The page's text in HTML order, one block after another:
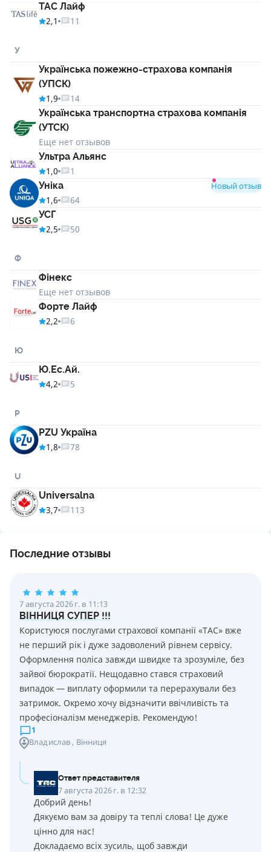
ТАС Лайф
2,1
11
У
Українська пожежно-страхова компанія
(УПСК)
1,9
14
Українська транспортна страхова компанія
(УТСК)
Еще нет отзывов
Ультра Альянс
1,0
1
Уніка
1,6
64
Новый отзыв
УСГ
2,5
50
Ф
Фінекс
Еще нет отзывов
Форте Лайф
2,2
6
Ю
Ю.Ес.Ай.
4,2
5
P
PZU Україна
1,8
78
U
Universalna
3,7
113
Последние отзывы
7 августа 2026 г. в 11:13
ВІННИЦЯ СУПЕР !!!
Користуюся послугами страхової компанії «ТАС» вже
не перший рік і дуже задоволений рівнем сервісу.
Оформлення поліса завжди швидке та зрозуміле, без
зайвої бюрократії. Нещодавно стався страховий
випадок — виплату оформили та перерахували без
затримок. Окремо хочу відзначити ввічливість та
професіоналізм менеджерів. Рекомендую!
1
Владислав , Вінниця
Ответ представителя
7 августа 2026 г. в 12:32
Добрий день!
Дякуємо вам за довіру та теплі слова! Це дуже
цінно для нас!
Докладаємо всіх зусиль, щоб завжди